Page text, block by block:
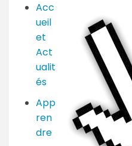
Acc
ueil
et
Act
ualit
és
App
ren
dre